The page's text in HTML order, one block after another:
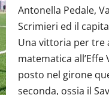
Antonella Pedale,
Scrimieri ed il
Una vittoria per tre
matematica all’Effe
posto nel girone
seconda, ossia il